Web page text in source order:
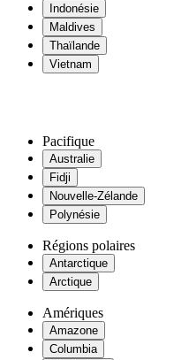
Indonésie
Maldives
Thaïlande
Vietnam
Pacifique
Australie
Fidji
Nouvelle-Zélande
Polynésie
Régions polaires
Antarctique
Arctique
Amériques
Amazone
Columbia